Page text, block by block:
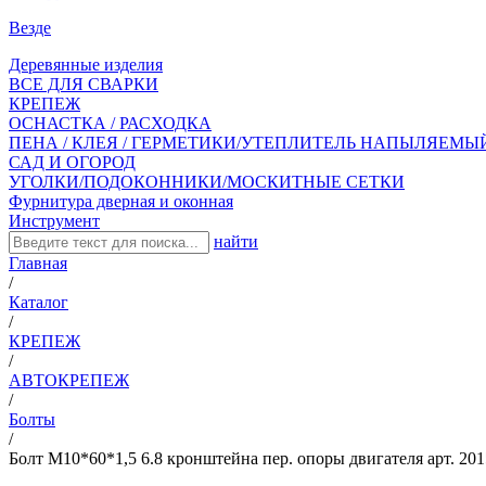
Везде
Деревянные изделия
ВСЕ ДЛЯ СВАРКИ
КРЕПЕЖ
ОСНАСТКА / РАСХОДКА
ПЕНА / КЛЕЯ / ГЕРМЕТИКИ/УТЕПЛИТЕЛЬ
САД И ОГОРОД
УГОЛКИ/ПОДОКОННИКИ/МОСКИТНЫЕ СЕТКИ
Фурнитура дверная и оконная
Инструмент
найти
Главная
/
Каталог
/
КРЕПЕЖ
/
АВТОКРЕПЕЖ
/
Болты
/
Болт М10*60*1,5 6.8 кронштейна пер. опоры двигателя арт.